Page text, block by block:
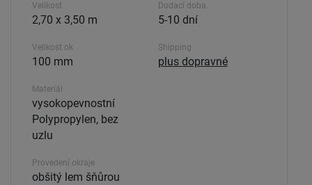
Velikost
2,70 x 3,50 m
Velikost ok
100 mm
Materiál
vysokopevnostní
Polypropylen, bez
uzlu
Provedení okraje
obšitý lem šňůrou
Dodací doba.
5-10 dní
Shipping
plus dopravné